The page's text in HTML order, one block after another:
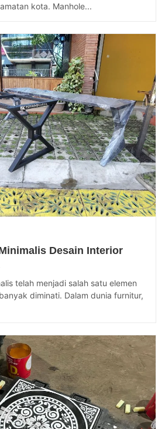
kota. Manhole...
Desain Interior
telah menjadi salah satu elemen
diminati. Dalam dunia furnitur,